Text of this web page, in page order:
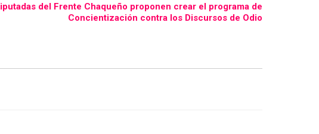
del Frente Chaqueño proponen crear el programa de
Concientización contra los Discursos de Odio